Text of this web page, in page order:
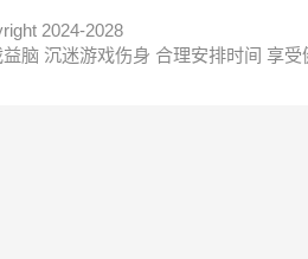
2024-2028
脑 沉迷游戏伤身 合理安排时间 享受